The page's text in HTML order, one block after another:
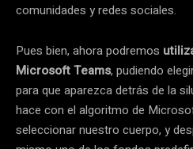
comunidades y redes sociales.
Pues bien, ahora podremos
Microsoft Teams, pudiendo
para que aparezca detrás de la
hace con el algoritmo de
seleccionar nuestro cuerpo, y